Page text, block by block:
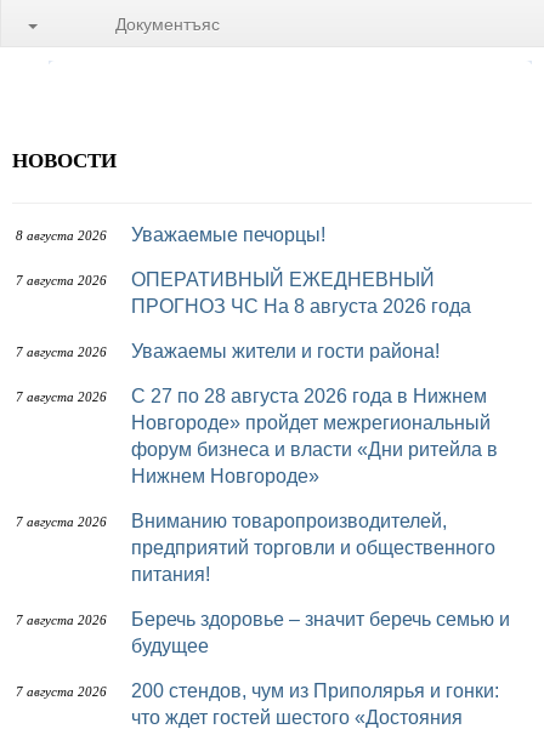
Документъяс
НОВОСТИ
8 августа 2026 Уважаемые печорцы!
7 августа 2026
ОПЕРАТИВНЫЙ ЕЖЕДНЕВНЫЙ
ПРОГНОЗ ЧС На 8 августа 2026 года
7 августа 2026 Уважаемы жители и гости района!
7 августа 2026
с 27 по 28 августа 2026 года в Нижнем
Новгороде» пройдет межрегиональный
форум бизнеса и власти «Дни ритейла в
Нижнем Новгороде»
7 августа 2026
Вниманию товаропроизводителей,
предприятий торговли и общественного
питания!
7 августа 2026
Беречь здоровье – значит беречь семью и
будущее
7 августа 2026
200 стендов, чум из Приполярья и гонки:
что ждет гостей шестого «Достояния